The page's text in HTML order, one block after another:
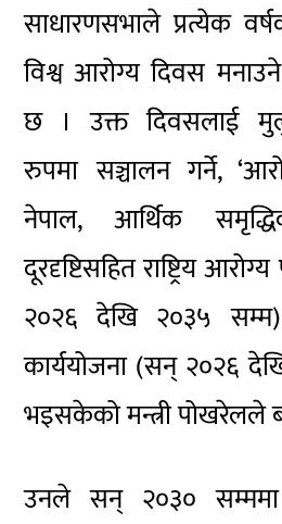
साधारणसभाले प्रत्येक
विश्व आरोग्य दिवस
छ । उक्त दिवसलाई
रुपमा सञ्चालन गर्ने,
नेपाल, आर्थिक
दूरदृष्टिसहित राष्ट्रिय
२०२६ देखि २०३५
कार्ययोजना (सन् २०२६
भइसकेको मन्त्री पोखरेलले
उनले सन् २०३० सम्ममा